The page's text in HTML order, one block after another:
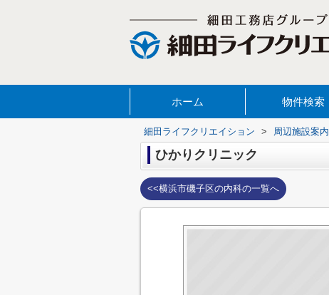
ホーム 物件検索
細田ライフクリエイション > 周辺施設案内
ひかりクリニック
<<横浜市磯子区の内科の一覧へ